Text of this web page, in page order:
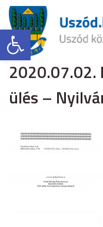
Eszköztár megnyitása
ülés –